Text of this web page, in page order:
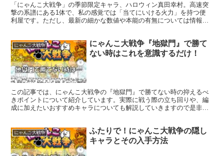
「にゃんこ大戦争」の季節限定キャラ、ハロウィン真田幸村。高速突
撃の系譜にある1体で、私の感覚では「当てにいける火力」を持つ便
利屋です。ただし、最新の細かな数値や本能の有無については情報が
にゃんこ大戦争
にゃんこ大戦争『地獄門』で勝て
ない時はこれを意識するだけ！
この記事では、にゃんこ大戦争の『地獄門』で勝てない時の抑えるべ
きポイントについて紹介しています。実際に戦う際の立ち回りや、編
成に加えたいおすすめキャラについても解説していきますので是非参
にゃんこ大戦争
ふたりで！にゃんこ大戦争の隠し
キャラとその入手方法